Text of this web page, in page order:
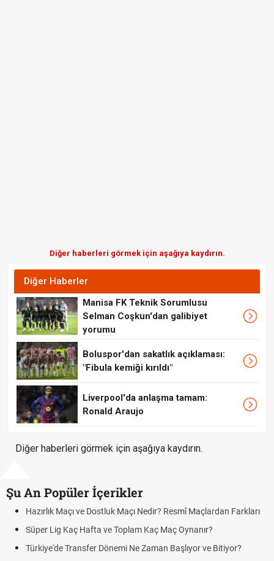
Diğer haberleri görmek için aşağıya kaydırın.
Diğer Haberler
Manisa FK Teknik Sorumlusu
Selman Coşkun'dan galibiyet
yorumu
Boluspor'dan sakatlık açıklaması:
"Fibula kemiği kırıldı"
Liverpool'da anlaşma tamam:
Ronald Araujo
Diğer haberleri görmek için aşağıya kaydırın.
Şu An Popüler İçerikler
Maçı ve Dostluk Maçı Nedir? Resmî Maçlardan Farkları
Kaç Hafta ve Toplam Kaç Maç Oynanır?
Transfer Dönemi Ne Zaman Başlıyor ve Bitiyor?
Puan
Futbol